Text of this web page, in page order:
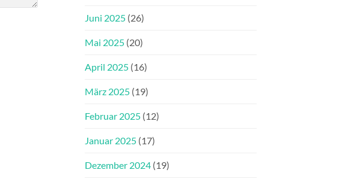
Juni 2025 (26)
Mai 2025 (20)
April 2025 (16)
März 2025 (19)
Februar 2025 (12)
Januar 2025 (17)
Dezember 2024 (19)